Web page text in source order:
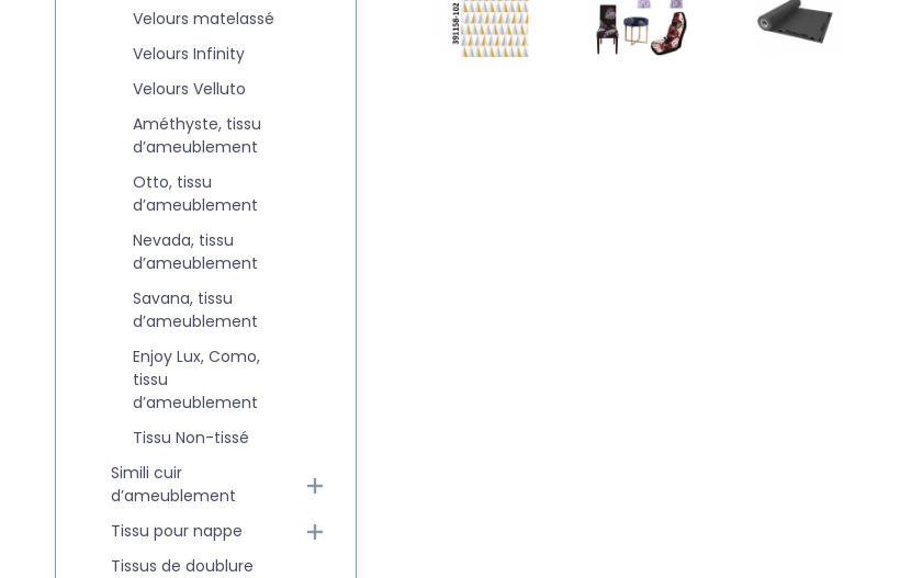
Velours matelassé
Velours Infinity
Velours Velluto
Améthyste, tissu
d’ameublement
Otto, tissu
d’ameublement
Nevada, tissu
d’ameublement
Savana, tissu
d’ameublement
Enjoy Lux, Como,
tissu
d’ameublement
Tissu Non-tissé
Simili cuir
d’ameublement
Tissu pour nappe
Tissus de doublure